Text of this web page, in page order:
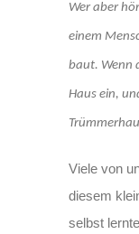
Wer aber
einem
baut. Wenn
Haus ein,
Viele von
diesem
selbst